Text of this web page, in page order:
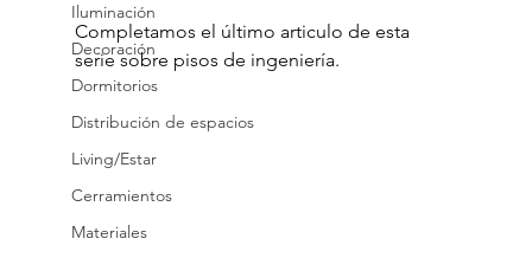
Iluminación
Decoración
Dormitorios
Distribución de espacios
Living/Estar
Cerramientos
Materiales
Completamos el último articulo de esta
serie sobre pisos de ingeniería.